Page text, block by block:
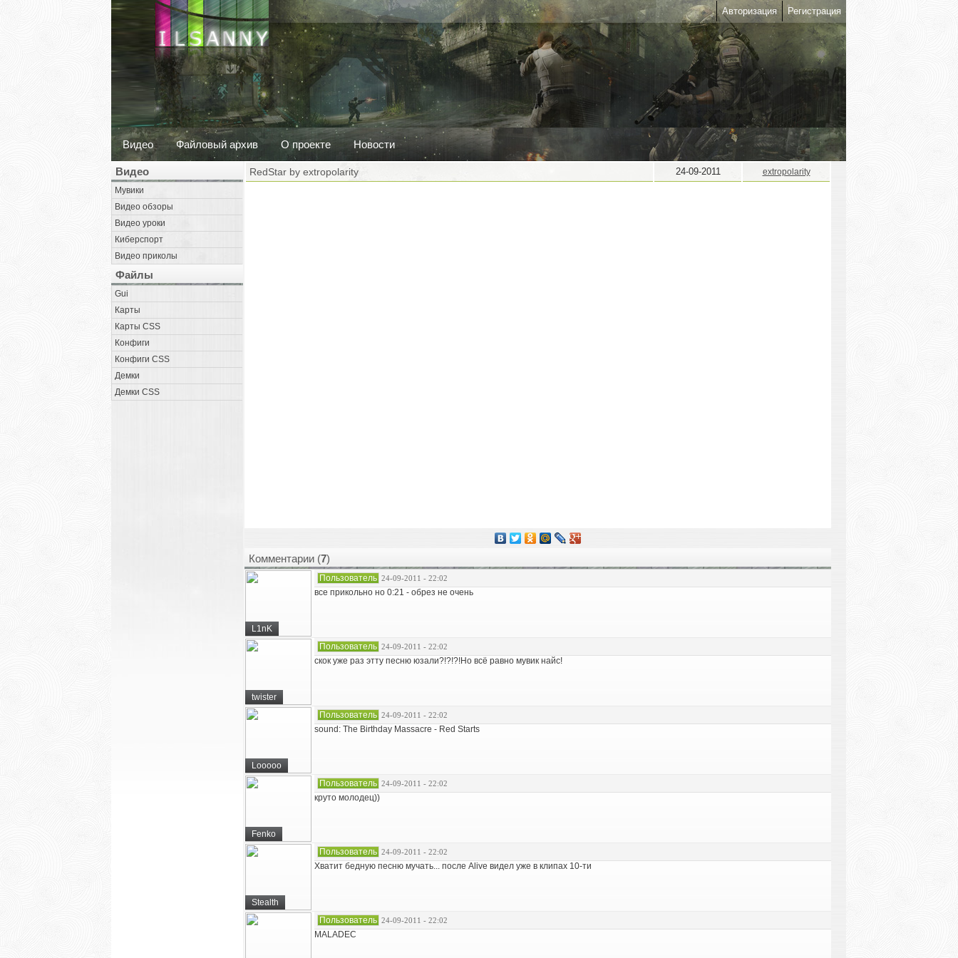
Авторизация Регистрация
Видео Файловый архив О проекте Новости
Видео
Мувики
Видео обзоры
Видео уроки
Киберспорт
Видео приколы
Файлы
Gui
Карты
Карты CSS
Конфиги
Конфиги CSS
Демки
Демки CSS
RedStar by extropolarity 24-09-2011 extropolarity
Комментарии (7)
L1nK
Пользователь 24-09-2011 - 22:02
все прикольно но 0:21 - обрез не очень
twister
Пользователь 24-09-2011 - 22:02
скок уже раз этту песню юзали?!?!?!Но всё равно мувик найс!
Looooo
Пользователь 24-09-2011 - 22:02
sound: The Birthday Massacre - Red Starts
Fenko
Пользователь 24-09-2011 - 22:02
круто молодец))
Stealth
Пользователь 24-09-2011 - 22:02
Хватит бедную песню мучать... после Alive видел уже в клипах 10-ти
Пользователь 24-09-2011 - 22:02
MALADEC